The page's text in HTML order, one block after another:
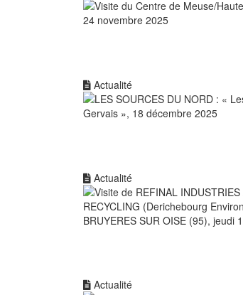
Actualité
Actualité
Actualité